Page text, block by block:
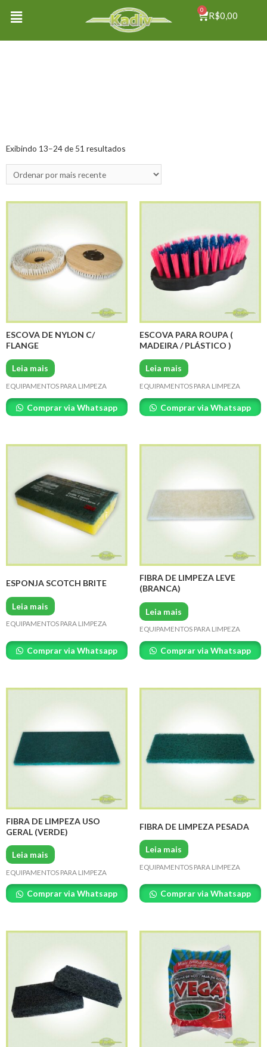
R$0,00
0
Exibindo 13–24 de 51 resultados
ESCOVA DE NYLON C/
FLANGE
Leia mais
EQUIPAMENTOS PARA LIMPEZA
Comprar via Whatsapp
ESCOVA PARA ROUPA (
MADEIRA / PLÁSTICO )
Leia mais
EQUIPAMENTOS PARA LIMPEZA
Comprar via Whatsapp
ESPONJA SCOTCH BRITE
Leia mais
EQUIPAMENTOS PARA LIMPEZA
Comprar via Whatsapp
FIBRA DE LIMPEZA LEVE
(BRANCA)
Leia mais
EQUIPAMENTOS PARA LIMPEZA
Comprar via Whatsapp
FIBRA DE LIMPEZA USO
GERAL (VERDE)
Leia mais
EQUIPAMENTOS PARA LIMPEZA
Comprar via Whatsapp
FIBRA DE LIMPEZA PESADA
Leia mais
EQUIPAMENTOS PARA LIMPEZA
Comprar via Whatsapp